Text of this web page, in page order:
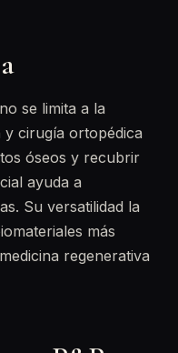
se limita a la
cirugía ortopédica
óseos y recubrir
ayuda a
Su versatilidad la
más
regenerativa